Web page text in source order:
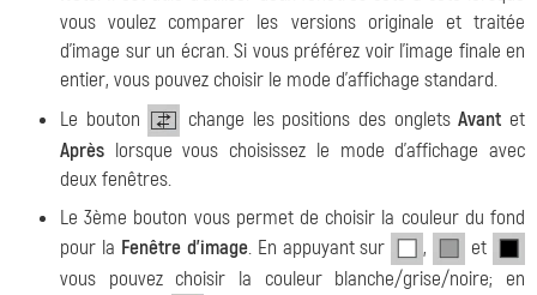
vous voulez comparer les versions originale et traitée
d'image sur un écran. Si vous préférez voir l'image finale en
entier, vous pouvez choisir le mode d'affichage standard.
Le bouton
change les positions des ongletsAvant et
Après lorsque vous choisissez le mode d'affichage avec
deux fenêtres.
Le 3ème bouton vous permet de choisir la couleur du fond
pour la Fenêtre d'image. En appuyant sur ,
et
vous pouvez choisir la couleur blanche/grise/noire; en